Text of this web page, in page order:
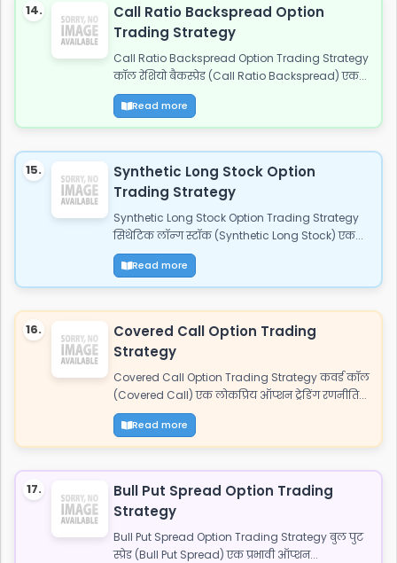
14.
Call Ratio Backspread Option
Trading Strategy
Call Ratio Backspread Option Trading Strategy
कॉल रेशियो बैकस्प्रेड (Call Ratio Backspread) एक...
Read more
15.
Synthetic Long Stock Option
Trading Strategy
Synthetic Long Stock Option Trading Strategy
सिंथेटिक लॉन्ग स्टॉक (Synthetic Long Stock) एक...
Read more
16.
Covered Call Option Trading
Strategy
Covered Call Option Trading Strategy कवर्ड कॉल
(Covered Call) एक लोकप्रिय ऑप्शन ट्रेडिंग रणनीति...
Read more
17.
Bull Put Spread Option Trading
Strategy
Bull Put Spread Option Trading Strategy बुल पुट
स्प्रेड (Bull Put Spread) एक प्रभावी ऑप्शन...